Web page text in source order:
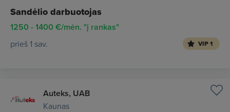
Sandėlio darbuotojas
1250 - 1400 €/mėn. "į rankas"
prieš 1 sav. VIP 1
Auteks, UAB
Kaunas